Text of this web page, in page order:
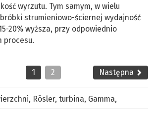
wyrzutu. Tym samym, w wielu
strumieniowo-ściernej wydajność
20% wyższa, przy odpowiednio
procesu.
1 2 Następna
, Rösler, turbina, Gamma,